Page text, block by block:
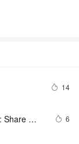
14
Share
6